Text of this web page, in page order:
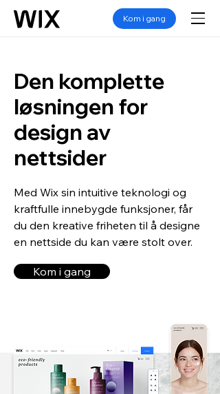
Kom i gang
Den komplette
løsningen for
design av
nettsider
Med Wix sin intuitive teknologi og
kraftfulle innebygde funksjoner, får
du den kreative friheten til å designe
en nettside du kan være stolt over.
Kom i gang